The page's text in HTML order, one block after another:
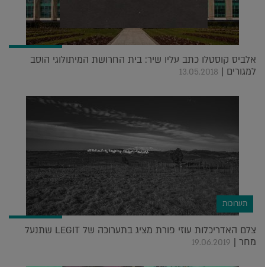
אלביס קוסטלו כתב עליו שיר: בית החרושת המיתולוגי הוסב
למגורים | 13.05.2018
תערוכות
צלם האדריכלות עוזי פורת מציג בתערוכה של LEGIT שתנעל
מחר | 19.06.2019